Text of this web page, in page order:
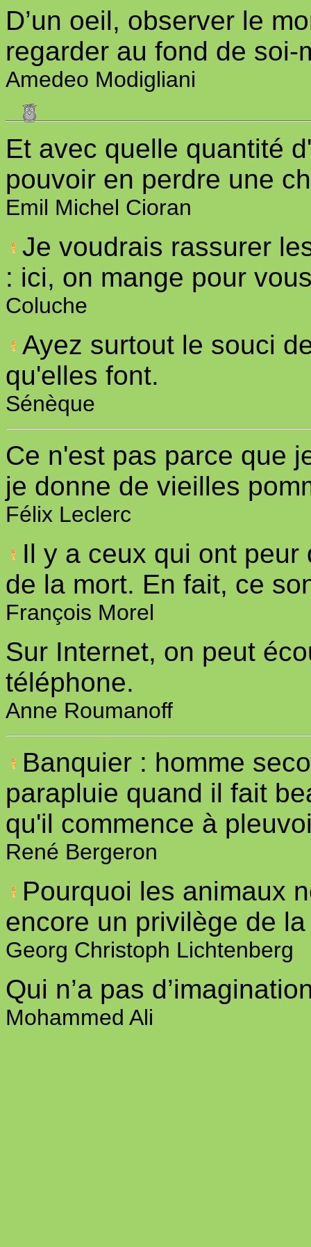
D’un oeil, observer le
regarder au fond de soi-
Amedeo Modigliani
Et avec quelle quantité
pouvoir en perdre une
Emil Michel Cioran
Je voudrais rassurer
: ici, on mange pour
Coluche
Ayez surtout le souci
qu'elles font.
Sénèque
Ce n'est pas parce que
je donne de vieilles
Félix Leclerc
Il y a ceux qui ont
de la mort. En fait, ce
François Morel
Sur Internet, on peut
téléphone.
Anne Roumanoff
Banquier : homme
parapluie quand il fait
qu'il commence à
René Bergeron
Pourquoi les animaux
encore un privilège de
Georg Christoph Lichtenberg
Qui n’a pas
Mohammed Ali